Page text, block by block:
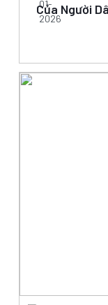
Của Người
Bom Mìn
01-
2026